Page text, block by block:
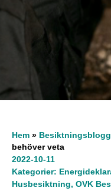
Hem »
behöver veta
2022-10-11
Kategorier:
Husbesiktning, OVK